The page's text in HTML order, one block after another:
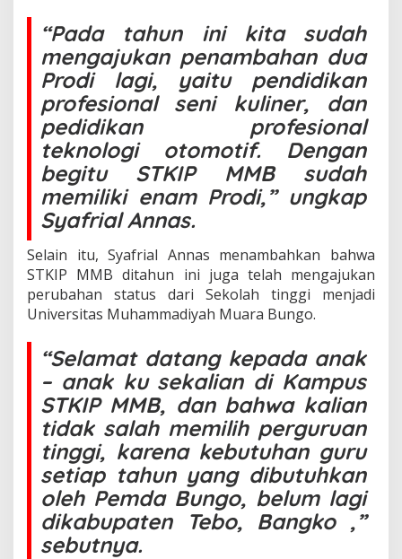
h
k
a
b
p
t
e
u
o
“Pada tahun ini kita sudah
mengajukan penambahan dua
Prodi lagi, yaitu pendidikan
profesional seni kuliner, dan
pedidikan profesional
teknologi otomotif. Dengan
begitu STKIP MMB sudah
memiliki enam Prodi,” ungkap
Syafrial Annas.
Selain itu, Syafrial Annas menambahkan bahwa
STKIP MMB ditahun ini juga telah mengajukan
perubahan status dari Sekolah tinggi menjadi
Universitas Muhammadiyah Muara Bungo.
“Selamat datang kepada anak
– anak ku sekalian di Kampus
STKIP MMB, dan bahwa kalian
tidak salah memilih perguruan
tinggi, karena kebutuhan guru
setiap tahun yang dibutuhkan
oleh Pemda Bungo, belum lagi
dikabupaten Tebo, Bangko ,”
sebutnya.